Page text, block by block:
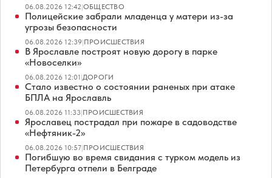
06.08.2026 12:42|ОБЩЕСТВО
Полицейские забрали младенца у матери из-за
угрозы безопасности
06.08.2026 12:39|ПРОИСШЕСТВИЯ
В Ярославле построят новую дорогу в парке
«Новоселки»
06.08.2026 12:01|ДОРОГИ
Стало известно о состоянии раненых при атаке
БПЛА на Ярославль
06.08.2026 11:33|ПРОИСШЕСТВИЯ
Ярославец пострадал при пожаре в садоводстве
«Нефтяник-2»
06.08.2026 10:57|ПРОИСШЕСТВИЯ
Погибшую во время свидания с турком модель из
Петербурга отпели в Белграде